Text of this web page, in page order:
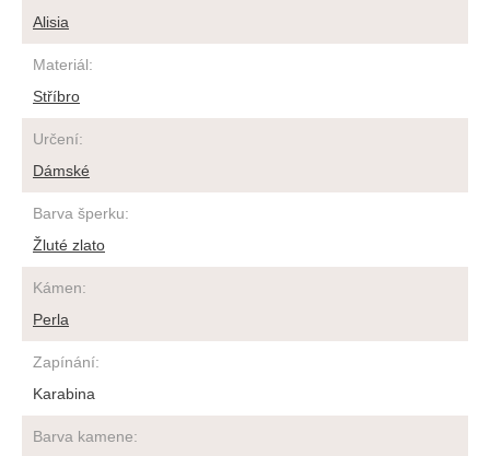
Alisia
Materiál:
Stříbro
Určení:
Dámské
Barva šperku:
Žluté zlato
Kámen:
Perla
Zapínání:
Karabina
Barva kamene: